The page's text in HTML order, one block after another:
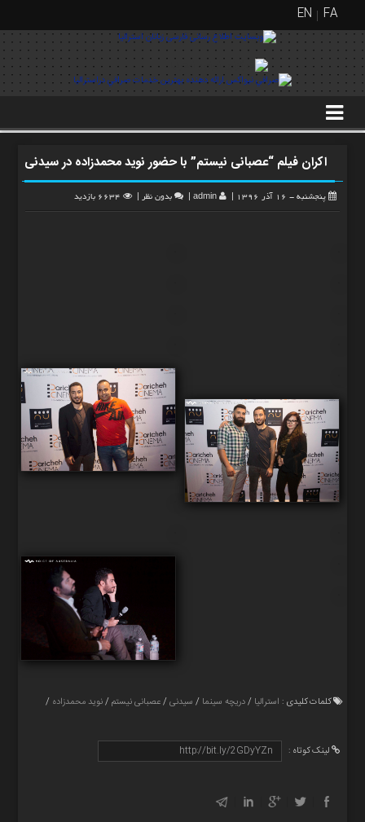
FA
EN
منوی
بالا
FA
EN
گالری
تصاویر
خانه
اکران فیلم “عصبانی نیستم” با حضور نوید محمدزاده در سیدنی
پنجشنبه - 16 آذر 1396 admin
| بدون نظر| 6634 بازدید
کلمات کلیدی : استرالیا /دریچه سینما / سیدنی/عصبانی نیستم/نوید محمدزاده /
لینک کوتاه :